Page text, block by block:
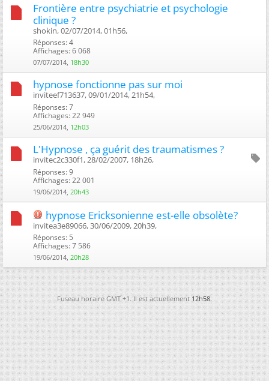
Frontière entre psychiatrie et psychologie
clinique ?
shokin, 02/07/2014, 01h56, ‎
Réponses: 4
Affichages: 6 068
07/07/2014, 18h30
hypnose fonctionne pas sur moi
inviteef713637, 09/01/2014, 21h54, ‎
Réponses: 7
Affichages: 22 949
25/06/2014, 12h03
L'Hypnose , ça guérit des traumatismes ?
invitec2c330f1, 28/02/2007, 18h26, ‎
Réponses: 9
Affichages: 22 001
19/06/2014, 20h43
hypnose Ericksonienne est-elle obsolète?
invitea3e89066, 30/06/2009, 20h39, ‎
Réponses: 5
Affichages: 7 586
19/06/2014, 20h28
Fuseau horaire GMT +1. Il est actuellement12h58.